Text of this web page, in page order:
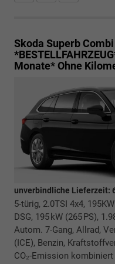
Skoda Superb Combi
Monate* Ohne
unverbindliche Lieferzeit:
5-türig, 2.0TSI 4x4,
DSG, 195 kW (265 PS),
Autom. 7-Gang, Allrad,
(ICE), Benzin,
CO₂-Emission kombiniert